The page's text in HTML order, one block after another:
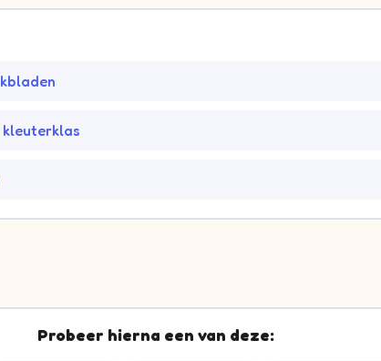
Probeer hierna een van deze: